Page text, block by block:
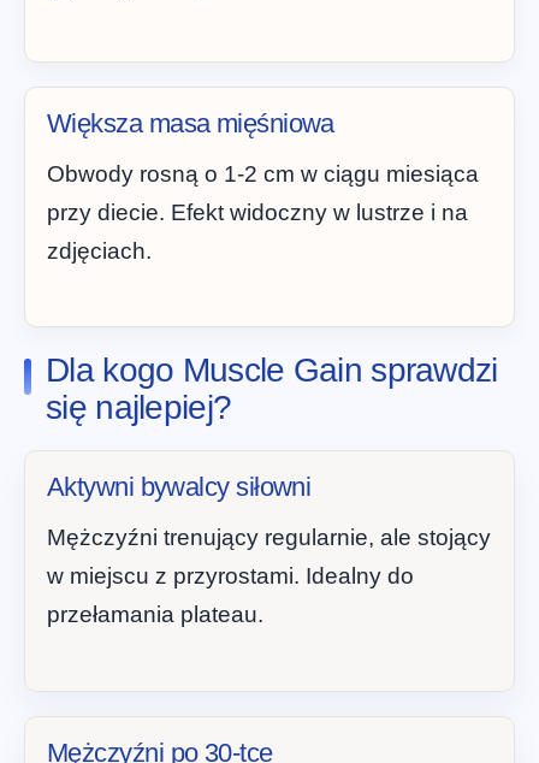
Większa masa mięśniowa
Obwody rosną o 1-2 cm w ciągu miesiąca
przy diecie. Efekt widoczny w lustrze i na
zdjęciach.
Dla kogo Muscle Gain sprawdzi
się najlepiej?
Aktywni bywalcy siłowni
Mężczyźni trenujący regularnie, ale stojący
w miejscu z przyrostami. Idealny do
przełamania plateau.
Mężczyźni po 30-tce